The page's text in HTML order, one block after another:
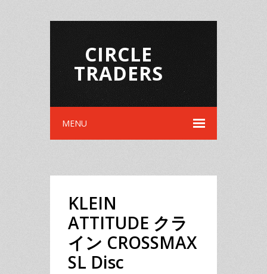
CIRCLE
TRADERS
MENU
KLEIN
ATTITUDE クラ
イン CROSSMAX
SL Disc